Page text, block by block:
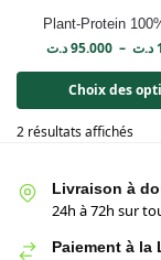
Plant-Protein
95.000د.ت – د.ت
Choix des
2 résultats affichés
Livraison à
24h à 72h sur
Paiement à la